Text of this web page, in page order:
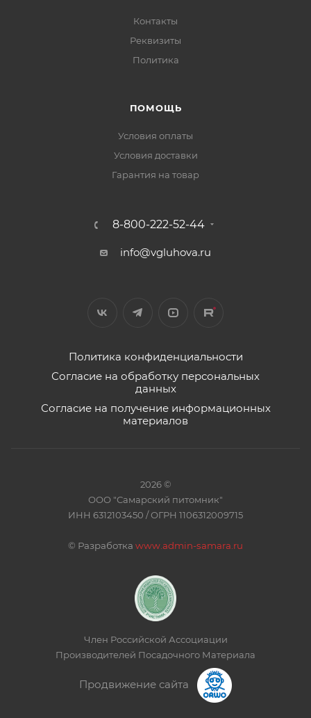
Контакты
Реквизиты
Политика
ПОМОЩЬ
Условия оплаты
Условия доставки
Гарантия на товар
8-800-222-52-44
info@vgluhova.ru
Политика конфиденциальности
Согласие на обработку персональных
данных
Согласие на получение информационных
материалов
2026 ©
ООО "Самарский питомник"
ИНН 6312103450 / ОГРН 1106312009715
© Разработка www.admin-samara.ru
Член Российской Ассоциации
Производителей Посадочного Материала
Продвижение сайта